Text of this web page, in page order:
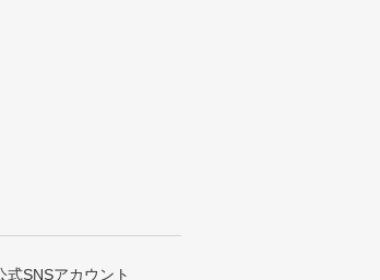
式SNSアカウント